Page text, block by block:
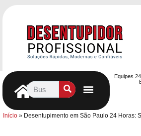
Equipes
Início» Desentupimento em São Paulo 24 Horas: